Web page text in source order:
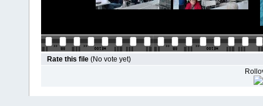
Rate this file (No vote yet)